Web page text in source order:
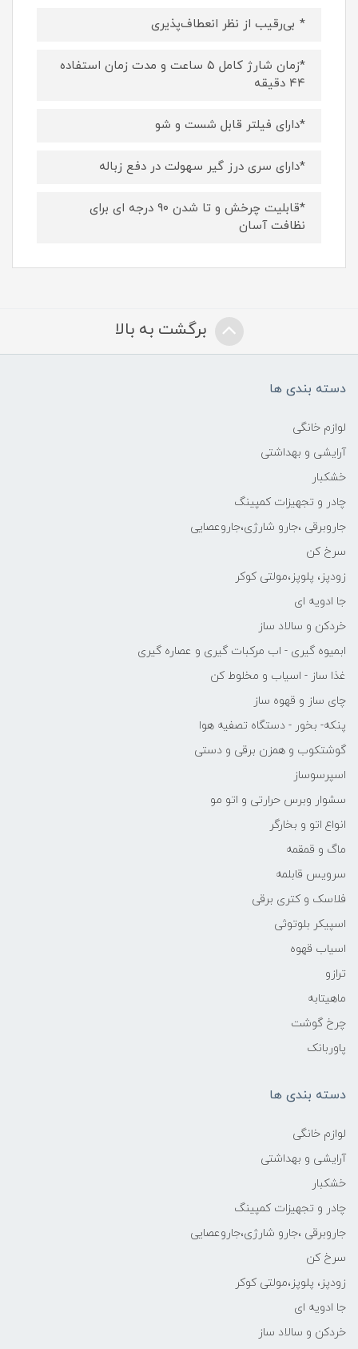
* بی‌رقیب از نظر انعطاف‌پذیری
*زمان شارژ کامل ۵ ساعت و مدت زمان استفاده
۴۴ دقیقه
*دارای فیلتر قابل شست و شو
*دارای سری درز گیر سهولت در دفع زباله
*قابلیت چرخش و تا شدن ۹۰ درجه ای برای
نظافت آسان
برگشت به بالا
دسته بندی ها
لوازم خانگی
آرایشی و بهداشتی
خشکبار
چادر و تجهیزات کمپینگ
جاروبرقی ،جارو شارژی،جاروعصایی
سرخ کن
زودپز، پلوپز،مولتی کوکر
جا ادویه ای
خردکن و سالاد ساز
ابمیوه گیری - اب مرکبات گیری و عصاره گیری
غذا ساز - اسیاب و مخلوط کن
چای ساز و قهوه ساز
پنکه- بخور - دستگاه تصفیه هوا
گوشتکوب و همزن برقی و دستی
اسپرسوساز
سشوار وبرس حرارتی و اتو مو
انواع اتو و بخارگر
ماگ و قمقمه
سرویس قابلمه
فلاسک و کتری برقی
اسپیکر بلوتوثی
اسیاب قهوه
ترازو
ماهیتابه
چرخ گوشت
پاوربانک
دسته بندی ها
لوازم خانگی
آرایشی و بهداشتی
خشکبار
چادر و تجهیزات کمپینگ
جاروبرقی ،جارو شارژی،جاروعصایی
سرخ کن
زودپز، پلوپز،مولتی کوکر
جا ادویه ای
خردکن و سالاد ساز